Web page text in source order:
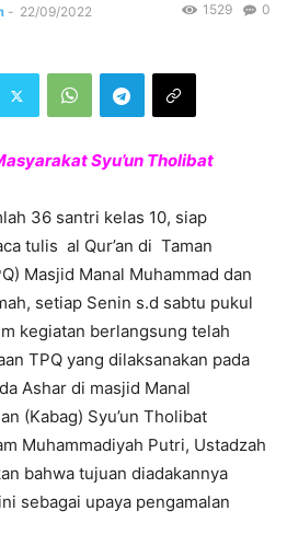
- 22/09/2022 0
1529
Syu’un Tholibat
36 santri kelas 10, siap
tulis al Qur’an di Taman
Masjid Manal Muhammad dan
setiap Senin s.d sabtu pukul
kegiatan berlangsung telah
TPQ yang dilaksanakan pada
Ashar di masjid Manal
(Kabag) Syu’un Tholibat
Muhammadiyah Putri, Ustadzah
bahwa tujuan diadakannya
sebagai upaya pengamalan